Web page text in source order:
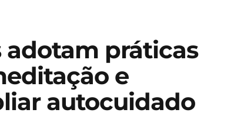
adotam práticas
e
autocuidado